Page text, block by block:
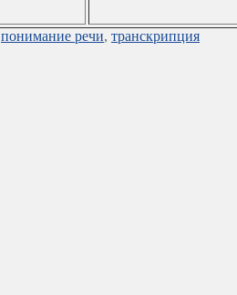
понимание речи, транскрипция